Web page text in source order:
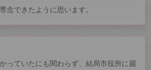
念できたように思います。
っていたにも関わらず、結局市役所に届